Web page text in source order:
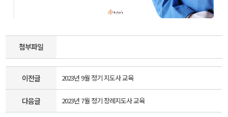
첨부파일
이전글 2023년 9월 정기 지도사 교육
다음글 2023년 7월 정기 장례지도사 교육